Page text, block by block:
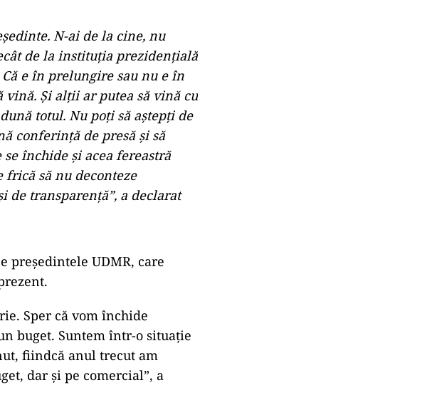
N-ai de la cine, nu
de la instituţia prezidenţială
e în prelungire sau nu e în
vină. Şi alţii ar putea să vină cu
totul. Nu poţi să aştepţi de
conferinţă de presă şi să
închide şi acea fereastră
să nu deconteze
de transparenţă”, a declarat
președintele UDMR, care
Sper că vom închide
buget. Suntem într-o situaţie
fiindcă anul trecut am
dar şi pe comercial”, a